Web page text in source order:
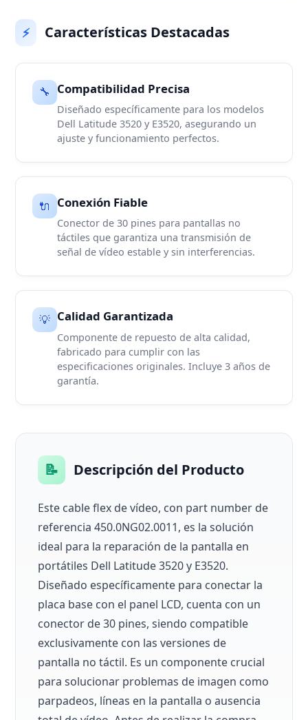
⚡ Características Destacadas
🔧 Compatibilidad Precisa
Diseñado específicamente para los modelos
Dell Latitude 3520 y E3520, asegurando un
ajuste y funcionamiento perfectos.
🔌 Conexión Fiable
Conector de 30 pines para pantallas no
táctiles que garantiza una transmisión de
señal de vídeo estable y sin interferencias.
💡 Calidad Garantizada
Componente de repuesto de alta calidad,
fabricado para cumplir con las
especificaciones originales. Incluye 3 años de
garantía.
📝 Descripción del Producto
Este cable flex de vídeo, con part number de
referencia 450.0NG02.0011, es la solución
ideal para la reparación de la pantalla en
portátiles Dell Latitude 3520 y E3520.
Diseñado específicamente para conectar la
placa base con el panel LCD, cuenta con un
conector de 30 pines, siendo compatible
exclusivamente con las versiones de
pantalla no táctil. Es un componente crucial
para solucionar problemas de imagen como
parpadeos, líneas en la pantalla o ausencia